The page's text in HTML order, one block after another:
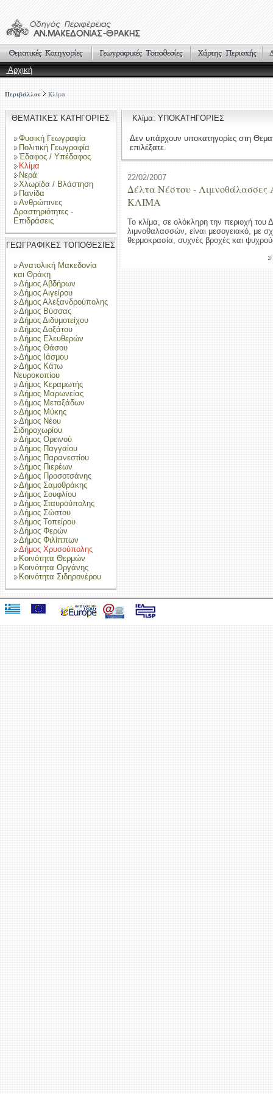
Αρχική
Περιβάλλον Κλίμα
ΘΕΜΑΤΙΚΕΣ ΚΑΤΗΓΟΡΙΕΣ
Φυσική Γεωγραφία
Πολιτική Γεωγραφία
Έδαφος / Υπέδαφος
Κλίμα
Νερά
Χλωρίδα / Βλάστηση
Πανίδα
Ανθρώπινες
Δραστηριότητες -
Επιδράσεις
ΓΕΩΓΡΑΦΙΚΕΣ ΤΟΠΟΘΕΣΙΕΣ
Ανατολική Μακεδονία
και Θράκη
Δήμος Αβδήρων
Δήμος Αιγείρου
Δήμος Αλεξανδρούπολης
Δήμος Βύσσας
Δήμος Διδυμοτείχου
Δήμος Δοξάτου
Δήμος Ελευθερών
Δήμος Θάσου
Δήμος Ιάσμου
Δήμος Κάτω
Νευροκοπίου
Δήμος Κεραμωτής
Δήμος Μαρωνείας
Δήμος Μεταξάδων
Δήμος Μύκης
Δήμος Νέου
Σιδηροχωρίου
Δήμος Ορεινού
Δήμος Παγγαίου
Δήμος Παρανεστίου
Δήμος Πιερέων
Δήμος Προσοτσάνης
Δήμος Σαμοθράκης
Δήμος Σουφλίου
Δήμος Σταυρούπολης
Δήμος Σώστου
Δήμος Τοπείρου
Δήμος Φερών
Δήμος Φιλίππων
Δήμος Χρυσούπολης
Κοινότητα Θερμών
Κοινότητα Οργάνης
Κοινότητα Σιδηρονέρου
Κλίμα: ΥΠΟΚΑΤΗΓΟΡΙΕΣ
Δεν υπάρχουν υποκατηγορίες στη
επιλέξατε.
22/02/2007
Δέλτα Νέστου - Λιμνοθάλασσες
ΚΛΙΜΑ
Το κλίμα, σε ολόκληρη την περιοχή του
λιμνοθαλασσών, είναι μεσογειακό, με
θερμοκρασία, συχνές βροχές και